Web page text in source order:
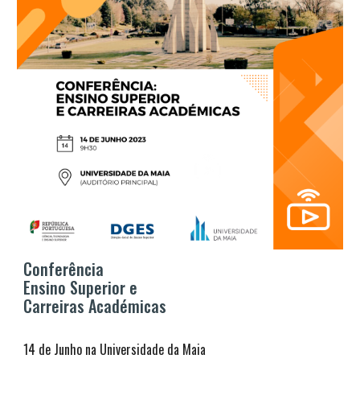
Conferência
Ensino Superior e
Carreiras Académicas
14 de Junho na Universidade da Maia